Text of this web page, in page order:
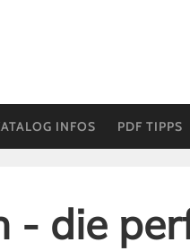
INFOS PDF TIPPS
- die